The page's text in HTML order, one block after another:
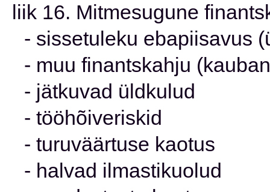
liik 16. Mitmesugune
- sissetuleku ebapiisavus
- muu finantskahju
- jätkuvad üldkulud
- tööhõiveriskid
- turuväärtuse kaotus
- halvad ilmastikuolud